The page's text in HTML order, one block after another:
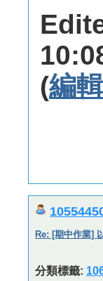
(編
Re: [期中作業]
分類標籤: